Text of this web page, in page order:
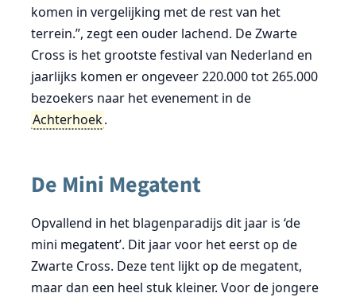
komen in vergelijking met de rest van het
terrein.”, zegt een ouder lachend. De Zwarte
Cross is het grootste festival van Nederland en
jaarlijks komen er ongeveer 220.000 tot 265.000
bezoekers naar het evenement in de
Achterhoek.
De Mini Megatent
Opvallend in het blagenparadijs dit jaar is ‘de
mini megatent’. Dit jaar voor het eerst op de
Zwarte Cross. Deze tent lijkt op de megatent,
maar dan een heel stuk kleiner. Voor de jongere